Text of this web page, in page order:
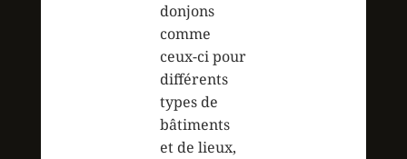
donjons
comme
ceux-ci pour
différents
types de
bâtiments
et de lieux,